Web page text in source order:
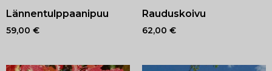
Lännentulppaanipuu
59,00 €
Rauduskoivu
62,00 €